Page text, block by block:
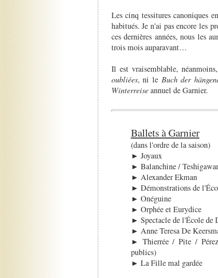
Les cinq tessitures canoniques
habitués. Je n'ai pas encore les
ces dernières années, nous les
trois mois auparavant…
Il est vraisemblable,
oubliées, ni le Buch der
Winterreiseannuel de Garnier.
Ballets à Garnier
(dans l'ordre de la saison)
► Joyaux
► Balanchine /
► Alexander Ekman
► Démonstrations de
► Onéguine
► Orphée et Eurydice
► Spectacle de l'École de
► Anne Teresa De
► Thierrée / Pite / Pérez
publics)
► La Fille mal gardée